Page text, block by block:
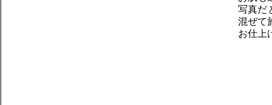
写真だ
混ぜて
お仕上